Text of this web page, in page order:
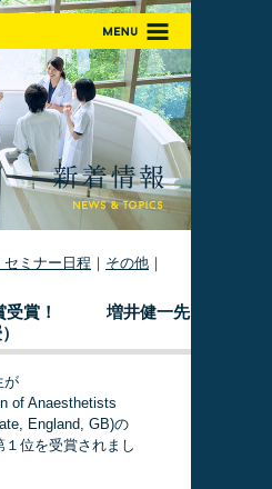
セミナー日程 ｜ その他 ｜
賞受賞！ 増井健一先
が
of Anaesthetists
England, GB)の
位を受賞されまし